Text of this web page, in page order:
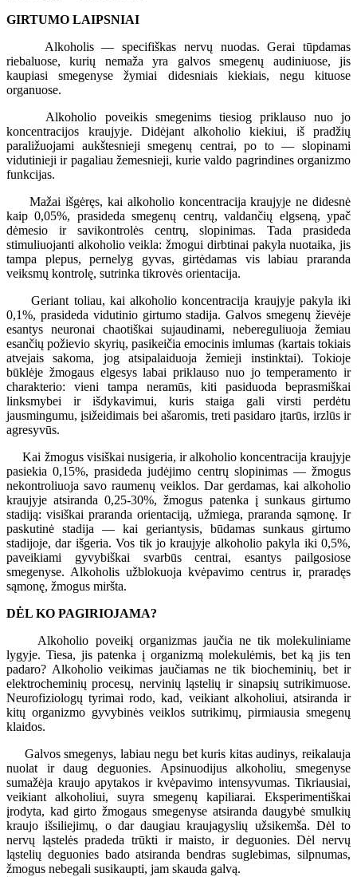
GIRTUMO LAIPSNIAI
Alkoholis — specifiškas nervų nuodas. Gerai tūpdamas
riebaluose, kurių nemaža yra galvos smegenų audiniuose, jis
kaupiasi smegenyse žymiai didesniais kiekiais, negu kituose
organuose.
Alkoholio poveikis smegenims tiesiog priklauso nuo jo
koncentracijos kraujyje. Didėjant alkoholio kiekiui, iš pradžių
paraližuojami aukštesnieji smegenų centrai, po to — slopinami
vidutinieji ir pagaliau žemesnieji, kurie valdo pagrindines organizmo
funkcijas.
Mažai išgėręs, kai alkoholio koncentracija kraujyje ne didesnė
kaip 0,05%, prasideda smegenų centrų, valdančių elgseną, ypač
dėmesio ir savikontrolės centrų, slopinimas. Tada prasideda
stimuliuojanti alkoholio veikla: žmogui dirbtinai pakyla nuotaika, jis
tampa plepus, pernelyg gyvas, girtėdamas vis labiau praranda
veiksmų kontrolę, sutrinka tikrovės orientacija.
Geriant toliau, kai alkoholio koncentracija kraujyje pakyla iki
0,1%, prasideda vidutinio girtumo stadija. Galvos smegenų žievėje
esantys neuronai chaotiškai sujaudinami, nebereguliuoja žemiau
esančių požievio skyrių, pasikeičia emocinis imlumas (kartais tokiais
atvejais sakoma, jog atsipalaiduoja žemieji instinktai). Tokioje
būklėje žmogaus elgesys labai priklauso nuo jo temperamento ir
charakterio: vieni tampa neramūs, kiti pasiduoda beprasmiškai
linksmybei ir išdykavimui, kuris staiga gali virsti perdėtu
jausmingumu, įsižeidimais bei ašaromis, treti pasidaro įtarūs, irzlūs ir
agresyvūs.
Kai žmogus visiškai nusigeria, ir alkoholio koncentracija kraujyje
pasiekia 0,15%, prasideda judėjimo centrų slopinimas — žmogus
nekontroliuoja savo raumenų veiklos. Dar gerdamas, kai alkoholio
kraujyje atsiranda 0,25-30%, žmogus patenka į sunkaus girtumo
stadiją: visiškai praranda orientaciją, užmiega, praranda sąmonę. Ir
paskutinė stadija — kai geriantysis, būdamas sunkaus girtumo
stadijoje, dar išgeria. Vos tik jo kraujyje alkoholio pakyla iki 0,5%,
paveikiami gyvybiškai svarbūs centrai, esantys pailgosiose
smegenyse. Alkoholis užblokuoja kvėpavimo centrus ir, praradęs
sąmonę, žmogus miršta.
DĖL KO PAGIRIOJAMA?
Alkoholio poveikį organizmas jaučia ne tik molekuliniame
lygyje. Tiesa, jis patenka į organizmą molekulėmis, bet ką jis ten
padaro? Alkoholio veikimas jaučiamas ne tik biocheminių, bet ir
elektrocheminių procesų, nervinių ląstelių ir sinapsių sutrikimuose.
Neurofiziologų tyrimai rodo, kad, veikiant alkoholiui, atsiranda ir
kitų organizmo gyvybinės veiklos sutrikimų, pirmiausia smegenų
klaidos.
Galvos smegenys, labiau negu bet kuris kitas audinys, reikalauja
nuolat ir daug deguonies. Apsinuodijus alkoholiu, smegenyse
sumažėja kraujo apytakos ir kvėpavimo intensyvumas. Tikriausiai,
veikiant alkoholiui, suyra smegenų kapiliarai. Eksperimentiškai
įrodyta, kad girto žmogaus smegenyse atsiranda daugybė smulkių
kraujo išsiliejimų, o dar daugiau kraujagyslių užsikemša. Dėl to
nervų ląstelės pradeda trūkti ir maisto, ir deguonies. Dėl nervų
ląstelių deguonies bado atsiranda bendras suglebimas, silpnumas,
žmogus nebegali susikaupti, jam skauda galvą.